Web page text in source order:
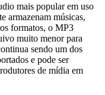
mais popular em uso
armazenam músicas,
formatos, o MP3
muito menor para
sendo um dos
e pode ser
de mídia em